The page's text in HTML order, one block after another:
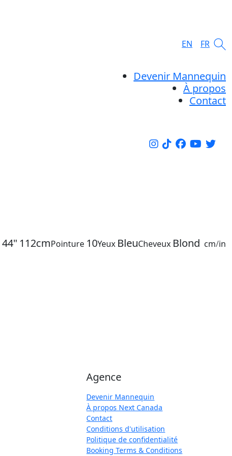
EN FR
Devenir Mannequin
À propos
Contact
44" 112cmPointure 10Yeux BleuCheveux Blond cm/in
Agence
Devenir Mannequin
À propos Next Canada
Contact
Conditions d'utilisation
Politique de confidentialité
Booking Terms & Conditions